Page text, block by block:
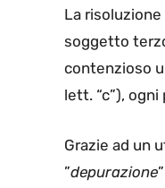
La
soggetto
contenzioso
lett. “c”),
Grazie ad un
”depurazione